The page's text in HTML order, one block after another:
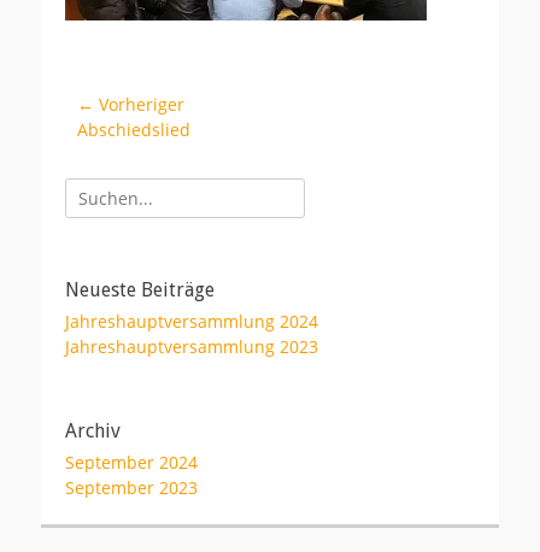
Beitragsnavigation
← Vorheriger
Vorheriger
Abschiedslied
Suche
nach:
Neueste Beiträge
Jahreshauptversammlung 2024
Jahreshauptversammlung 2023
Archiv
September 2024
September 2023